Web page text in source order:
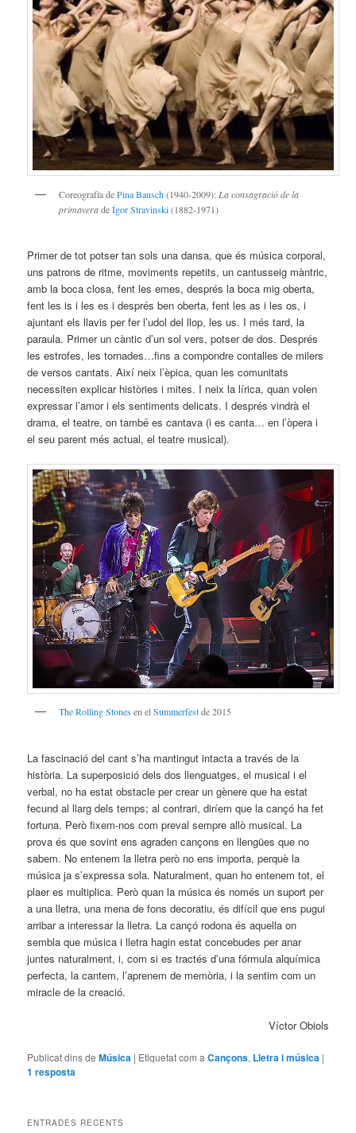
Coreografía dePina Bausch(1940-2009): La consagració de la
primaveradeÍgor Stravinski(1882-1971)
Primer de tot potser tan sols una dansa, que és música corporal,
uns patrons de ritme, moviments repetits, un cantusseig màntric,
amb la boca closa, fent les emes, després la boca mig oberta,
fent les is i les es i després ben oberta, fent les as i les os, i
ajuntant els llavis per fer l’udol del llop, les us. I més tard, la
paraula. Primer un càntic d’un sol vers, potser de dos. Després
les estrofes, les tornades…fins a compondre contalles de milers
de versos cantats. Així neix l’èpica, quan les comunitats
necessiten explicar històries i mites. I neix la lírica, quan volen
expressar l’amor i els sentiments delicats. I després vindrà el
drama, el teatre, on també es cantava (i es canta… en l’òpera i
el seu parent més actual, el teatre musical).
The Rolling Stonesen elSummerfestde 2015
La fascinació del cant s’ha mantingut intacta a través de la
història. La superposició dels dos llenguatges, el musical i el
verbal, no ha estat obstacle per crear un gènere que ha estat
fecund al llarg dels temps; al contrari, diríem que la cançó ha fet
fortuna. Però fixem-nos com preval sempre allò musical. La
prova és que sovint ens agraden cançons en llengües que no
sabem. No entenem la lletra però no ens importa, perquè la
música ja s’expressa sola. Naturalment, quan ho entenem tot, el
plaer es multiplica. Però quan la música és només un suport per
a una lletra, una mena de fons decoratiu, és difícil que ens pugui
arribar a interessar la lletra. La cançó rodona és aquella on
sembla que música i lletra hagin estat concebudes per anar
juntes naturalment, i, com si es tractés d’una fórmula alquímica
perfecta, la cantem, l’aprenem de memòria, i la sentim com un
miracle de la creació.
Víctor Obiols
Publicat dins de Música | Etiquetat com a Cançons, Lletra i música |
1 resposta
ENTRADES RECENTS